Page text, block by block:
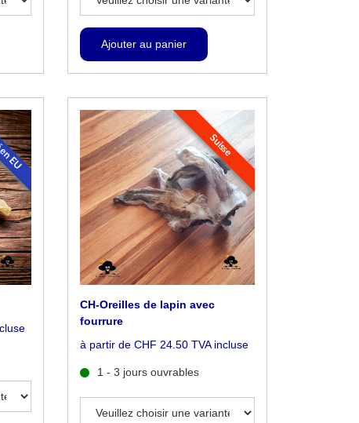
EU Suisse
CH-Oreilles de lapin avec
fourrure
à partir de CHF 24.50 TVA incluse
1 - 3 jours ouvrables